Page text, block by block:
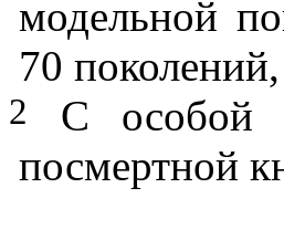
модельной
70
2
С особой
посмертной